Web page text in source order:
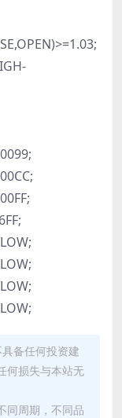
备任何投资建
何损失与本站无
同周期，不同品